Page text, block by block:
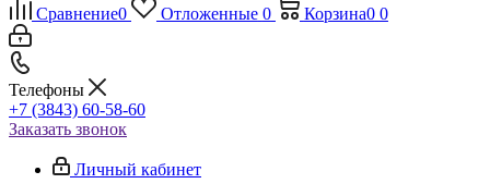
Сравнение0 Отложенные 0 Корзина0 0
Телефоны
+7 (3843) 60-58-60
Заказать звонок
Личный кабинет